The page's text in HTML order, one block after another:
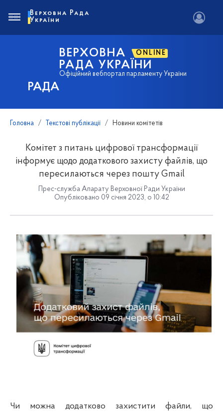
РАДА
ВЕРХОВНА ONLINE
РАДА УКРАЇНИ
Офіційний вебпортал парламенту України
Верховна Рада
України
Головна Текстові публікації Новини комітетів
Комітет з питань цифрової трансформації
інформує щодо додаткового захисту файлів, що
пересилаються через пошту Gmail
Прес-служба Апарату Верховної Ради України
Опубліковано 09 січня 2023, о 10:42
Чи можна додатково захистити файли, що